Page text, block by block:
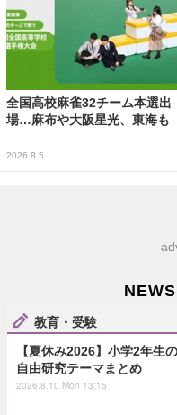
全国高校麻雀32チーム本選出
場…麻布や大阪星光、東海も
2026.8.5
教育・受験
【夏休み2026】小学2年生の
自由研究テーマまとめ
2026.8.10 Mon 13:15